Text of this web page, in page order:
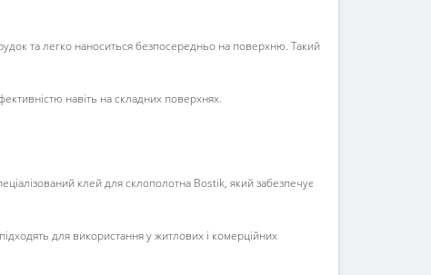
та легко наноситься безпосередньо на поверхню. Такий
навіть на складних поверхнях.
клей для склополотна Bostik, який забезпечує
для використання у житлових і комерційних